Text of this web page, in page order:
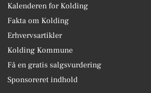
Kalenderen for Kolding
Fakta om Kolding
Erhvervsartikler
Kolding Kommune
Få en gratis salgsvurdering
Sponsoreret indhold